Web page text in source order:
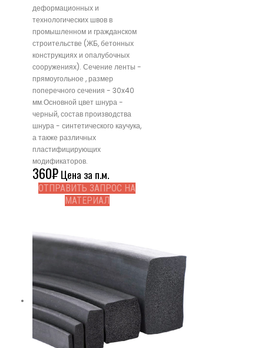
деформационных и
технологических швов в
промышленном и гражданском
строительстве (ЖБ, бетонных
конструкциях и опалубочных
сооружениях). Сечение ленты -
прямоугольное , размер
поперечного сечения - 30x40
мм.Основной цвет шнура -
черный, состав производства
шнура - синтетического каучука,
а также различных
пластифицирующих
модификаторов.
360₽Цена за п.м.
ОТПРАВИТЬ ЗАПРОС НА
МАТЕРИАЛ